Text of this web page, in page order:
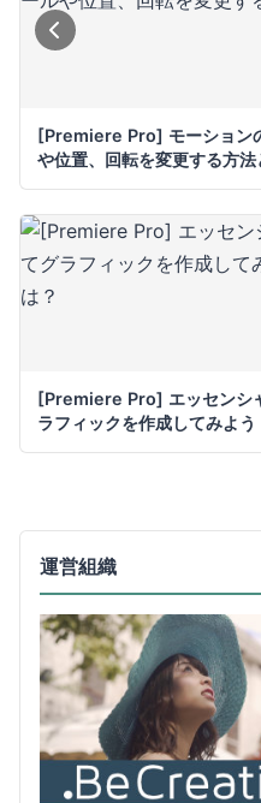
[Premiere Pro] モーション
や位置、回転を変更する方法
[Premiere Pro] エッセンシ
ラフィックを作成してみよ
運営組織